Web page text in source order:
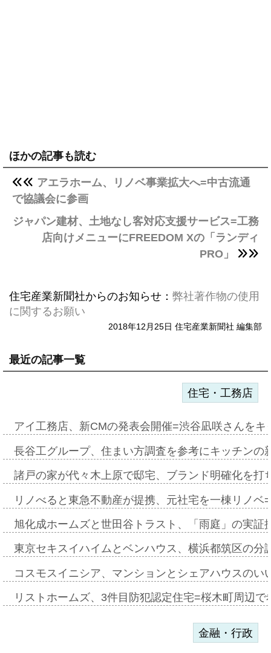
ほかの記事も読む
アエラホーム、リノベ事業拡大へ=中古流通
で協議会に参画
ジャパン建材、土地なし客対応支援サービス=工務
店向けメニューにFREEDOM Xの「ランディ
PRO」
住宅産業新聞社からのお知らせ： 弊社著作物の使用
に関するお願い
2018年12月25日 住宅産業新聞社 編集部
最近の記事一覧
住宅・工務店
アイ工務店、新CMの発表会開催=渋谷凪咲さんを
長谷工グループ、住まい方調査を参考にキッチン
諸戸の家が代々木上原で邸宅、ブランド明確化を
リノべると東急不動産が提携、元社宅を一棟リノ
旭化成ホームズと世田谷トラスト、「雨庭」の実
東京セキスイハイムとベンハウス、横浜都筑区の
コスモスイニシア、マンションとシェアハウスの
リストホームズ、3件目防犯認定住宅=桜木町周辺
金融・行政